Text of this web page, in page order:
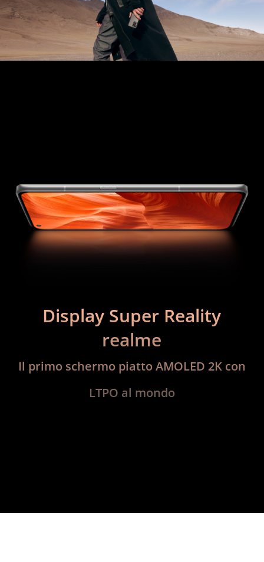
Display Super Reality
realme
Il primo schermo piatto AMOLED 2K con
LTPO al mondo